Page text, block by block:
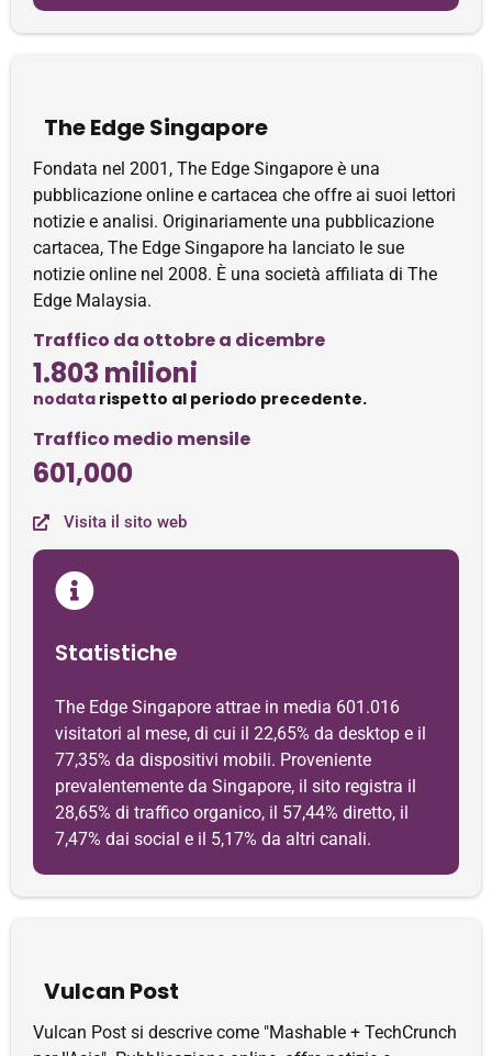
The Edge Singapore
Fondata nel 2001, The Edge Singapore è una
pubblicazione online e cartacea che offre ai suoi lettori
notizie e analisi. Originariamente una pubblicazione
cartacea, The Edge Singapore ha lanciato le sue
notizie online nel 2008. È una società affiliata di The
Edge Malaysia.
Traffico da ottobre a dicembre
1.803 milioni
nodata rispetto al periodo precedente.
Traffico medio mensile
601,000
Visita il sito web
Statistiche
The Edge Singapore attrae in media 601.016
visitatori al mese, di cui il 22,65% da desktop e il
77,35% da dispositivi mobili. Proveniente
prevalentemente da Singapore, il sito registra il
28,65% di traffico organico, il 57,44% diretto, il
7,47% dai social e il 5,17% da altri canali.
Vulcan Post
Vulcan Post si descrive come "Mashable + TechCrunch